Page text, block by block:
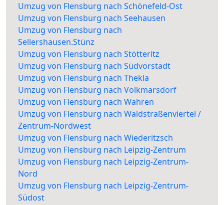
Umzug von Flensburg nach Schönefeld-Ost
Umzug von Flensburg nach Seehausen
Umzug von Flensburg nach
Sellershausen.Stünz
Umzug von Flensburg nach Stötteritz
Umzug von Flensburg nach Südvorstadt
Umzug von Flensburg nach Thekla
Umzug von Flensburg nach Volkmarsdorf
Umzug von Flensburg nach Wahren
Umzug von Flensburg nach Waldstraßenviertel /
Zentrum-Nordwest
Umzug von Flensburg nach Wiederitzsch
Umzug von Flensburg nach Leipzig-Zentrum
Umzug von Flensburg nach Leipzig-Zentrum-
Nord
Umzug von Flensburg nach Leipzig-Zentrum-
Südost